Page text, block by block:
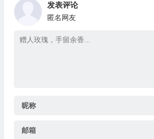
发表评论
匿名网友
昵称
邮箱